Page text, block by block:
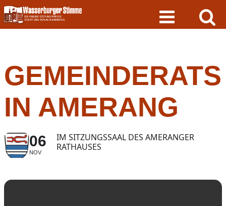
Skip
to
content
IN AMERANG
06
NOV
IM SITZUNGSSAAL DES AMERANGER
RATHAUSES